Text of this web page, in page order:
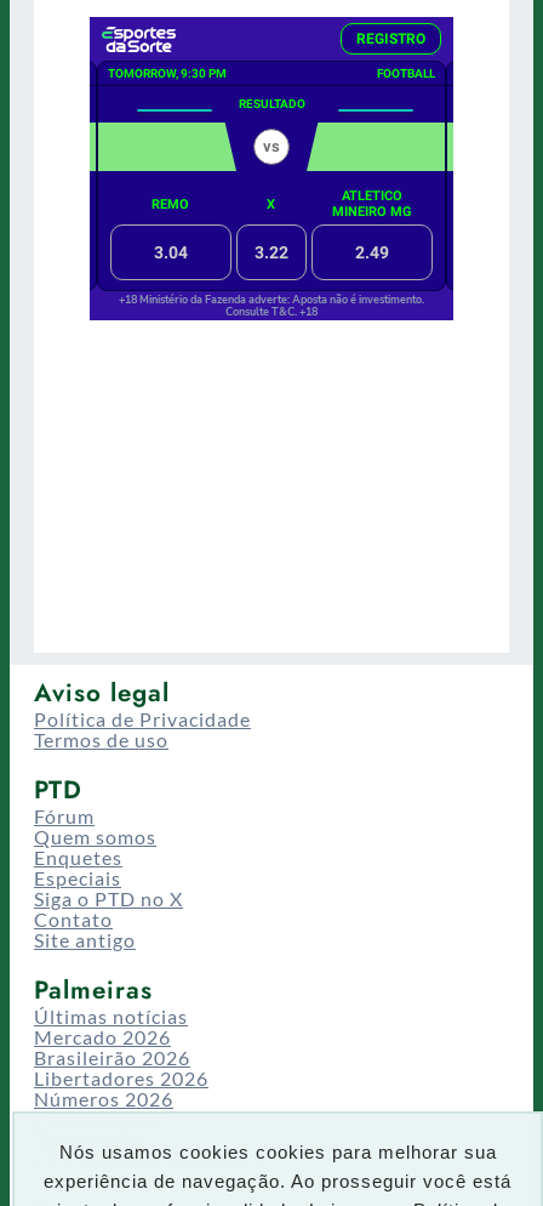
Nós usamos cookies cookies para melhorar sua
experiência de navegação. Ao prosseguir você está
Aviso legal
Política de Privacidade
Termos de uso
PTD
Fórum
Quem somos
Enquetes
Especiais
Siga o PTD no X
Contato
Site antigo
Palmeiras
Últimas notícias
Mercado 2026
Brasileirão 2026
Libertadores 2026
Números 2026
Campeonatos
Temporadas
CT/Centro de Excelência